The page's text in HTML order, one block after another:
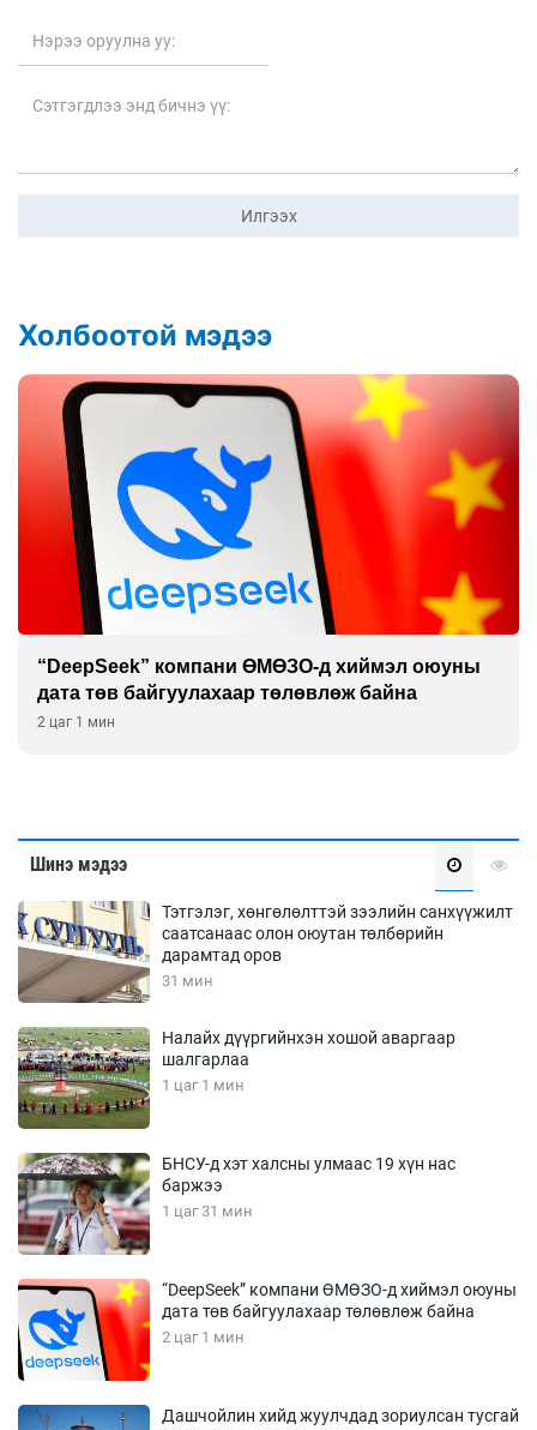
Илгээх
Холбоотой мэдээ
“DeepSeek” компани ӨМӨЗО-д хиймэл оюуны
дата төв байгуулахаар төлөвлөж байна
2 цаг 1 мин
Шинэ мэдээ
Тэтгэлэг, хөнгөлөлттэй зээлийн санхүүжилт
саатсанаас олон оюутан төлбөрийн
дарамтад оров
31 мин
Налайх дүүргийнхэн хошой аваргаар
шалгарлаа
1 цаг 1 мин
БНСУ-д хэт халсны улмаас 19 хүн нас
баржээ
1 цаг 31 мин
“DeepSeek” компани ӨМӨЗО-д хиймэл оюуны
дата төв байгуулахаар төлөвлөж байна
2 цаг 1 мин
Дашчойлин хийд жуулчдад зориулсан тусгай